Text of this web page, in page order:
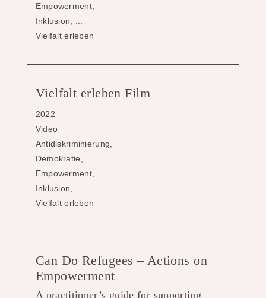
Empowerment,
Inklusion, ...
Vielfalt erleben
Vielfalt erleben Film
2022
Video
Antidiskriminierung,
Demokratie,
Empowerment,
Inklusion, ...
Vielfalt erleben
Can Do Refugees – Actions on
Empowerment
A practitioner’s guide for supporting